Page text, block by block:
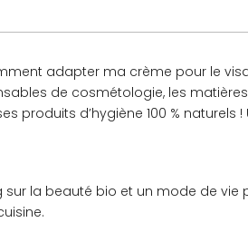
adapter ma crème pour le
de cosmétologie, les
produits d’hygiène 100 %
la beauté bio et un mode de